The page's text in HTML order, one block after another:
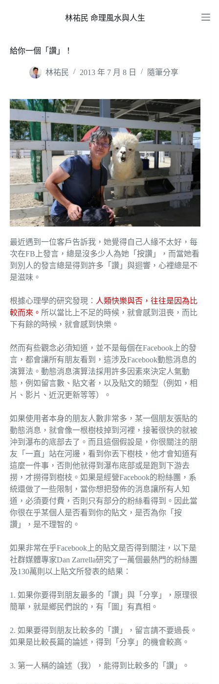
林祐民 命理風水與人生
給你一個「讚」！
林祐民 2013 年 7 月 8 日 隨筆分享
最近遇到一位客戶告訴我，她覺得自己人緣不太好，每
次在FB上發言，總是沒多少人為她「按讚」，而當她看
到別人的發言總是得到許多「讚」與迴響，心裡總是不
是滋味。
根據心理學的研究發現： 人類快樂與否，往往是因為比
較而來。 所以當比上不足的時候，就會感到沮喪，而比
下有餘的時候，就會感到快樂。
然而有些觀念必須知道，並不是每個在Facebook上的發
言，都會讓所有朋友看到，這涉及Facebook動態消息的
演算法。動態消息演算法採用許多因素來決定人氣動
態，例如留言數、貼文者，以及貼文的類型（例如，相
片、影片、近況更新等等）。
如果使用者本身的朋友人數非常多，某一個朋友張貼的
動態消息，就會像一根樹枝掉到河裡，接著很快的就被
沖到瀑布的底部去了。而且這個假設是，你很關注的朋
友「一直」站在河邊，看到你丟下樹枝，他才會知道有
這麼一件事，否則他就得到瀑布底部或是跑到下游去
撈，才撈得到樹枝。如果是經營Facebook的粉絲團，系
統還做了一些限制，當你想把發佈的消息讓所有人知
道，必須要付費，否則只有部分的粉絲看得到。因此當
你很在乎某個人是否看到你的貼文，是否為你「按
讚」，是不理智的。
如果非常在乎Facebook上的貼文是否得到關注，以下是
社群媒體專家Dan Zarrella研究了一萬個最熱門的粉絲團
及130萬則以上貼文所發表的結果：
1. 如果你要得到朋友最多的「讚」與「分享」，原理很
簡單，就是鄉民們說的，有「圖」有真相。
2. 如果要得到朋友比較多的「讚」，留言請不要過長。
如果是比較長篇的論述，得到「分享」的機會較高。
3. 第一人稱的論述（我），能得到比較多的「讚」。